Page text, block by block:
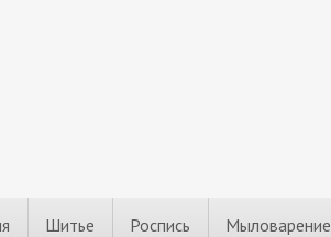
Шитье Роспись Мыловарение